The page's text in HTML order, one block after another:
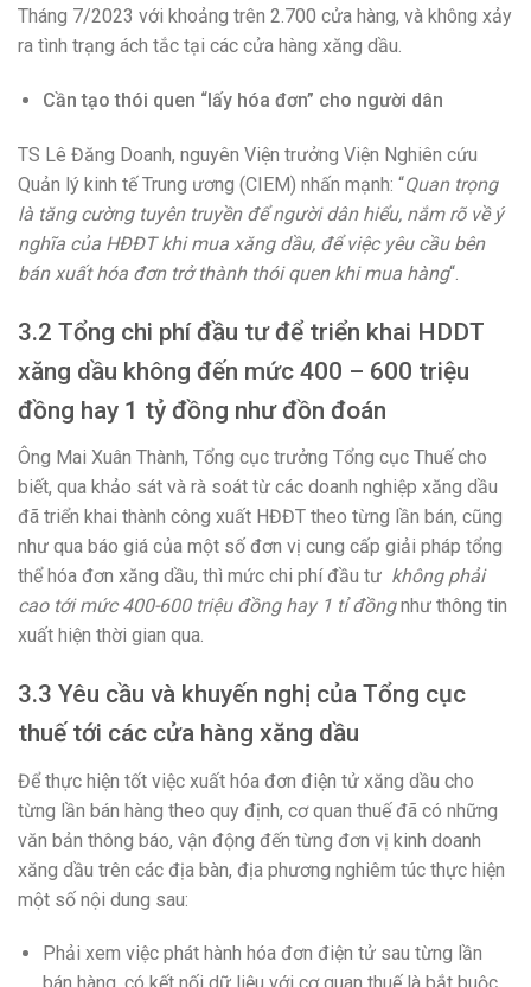
Tháng 7/2023 với khoảng trên 2.700 cửa hàng, và không xảy
ra tình trạng ách tắc tại các cửa hàng xăng dầu.
Cần tạo thói quen “lấy hóa đơn” cho người dân
TS Lê Đăng Doanh, nguyên Viện trưởng Viện Nghiên cứu
Quản lý kinh tế Trung ương (CIEM) nhấn mạnh: “Quan trọng
là tăng cường tuyên truyền để người dân hiểu, nắm rõ về ý
nghĩa của HĐĐT khi mua xăng dầu, để việc yêu cầu bên
bán xuất hóa đơn trở thành thói quen khi mua hàng“.
3.2 Tổng chi phí đầu tư để triển khai HDDT
xăng dầu không đến mức 400 – 600 triệu
đồng hay 1 tỷ đồng như đồn đoán
Ông Mai Xuân Thành, Tổng cục trưởng Tổng cục Thuế cho
biết, qua khảo sát và rà soát từ các doanh nghiệp xăng dầu
đã triển khai thành công xuất HĐĐT theo từng lần bán, cũng
như qua báo giá của một số đơn vị cung cấp giải pháp tổng
thể hóa đơn xăng dầu, thì mức chi phí đầu tư không phải
cao tới mức 400-600 triệu đồng hay 1 tỉ đồngnhư thông tin
xuất hiện thời gian qua.
3.3 Yêu cầu và khuyến nghị của Tổng cục
thuế tới các cửa hàng xăng dầu
Để thực hiện tốt việc xuất hóa đơn điện tử xăng dầu cho
từng lần bán hàng theo quy định, cơ quan thuế đã có những
văn bản thông báo, vận động đến từng đơn vị kinh doanh
xăng dầu trên các địa bàn, địa phương nghiêm túc thực hiện
một số nội dung sau:
Phải xem việc phát hành hóa đơn điện tử sau từng lần